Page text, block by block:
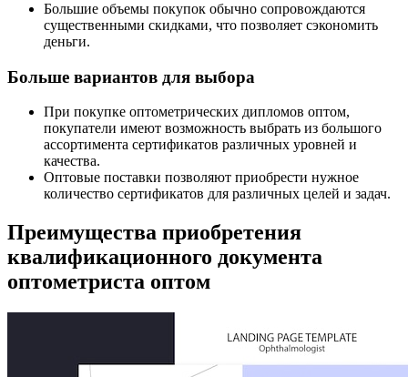
Большие объемы покупок обычно сопровождаются
существенными скидками, что позволяет сэкономить
деньги.
Больше вариантов для выбора
При покупке оптометрических дипломов оптом,
покупатели имеют возможность выбрать из большого
ассортимента сертификатов различных уровней и
качества.
Оптовые поставки позволяют приобрести нужное
количество сертификатов для различных целей и задач.
Преимущества приобретения
квалификационного документа
оптометриста оптом